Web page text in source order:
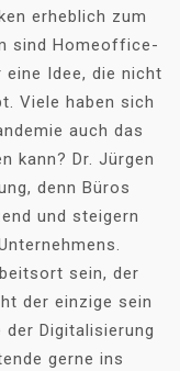
erheblich zum
sind Homeoffice-
Idee, die nicht
Viele haben sich
auch das
kann? Dr. Jürgen
denn Büros
und steigern
sein, der
der einzige sein
Digitalisierung
gerne ins